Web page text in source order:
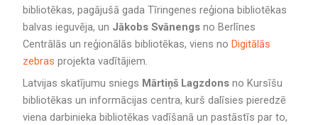
bibliotēkas, pagājušā gada Tīringenes reģiona bibliotēkas
balvas ieguvēja, un Jākobs Svānengs no Berlīnes
Centrālās un reģionālās bibliotēkas, viens noDigitālās
zebras projekta vadītājiem.
Latvijas skatījumu sniegs Mārtiņš Lagzdons no Kursīšu
bibliotēkas un informācijas centra, kurš dalīsies pieredzē
viena darbinieka bibliotēkas vadīšanā un pastāstīs par to,